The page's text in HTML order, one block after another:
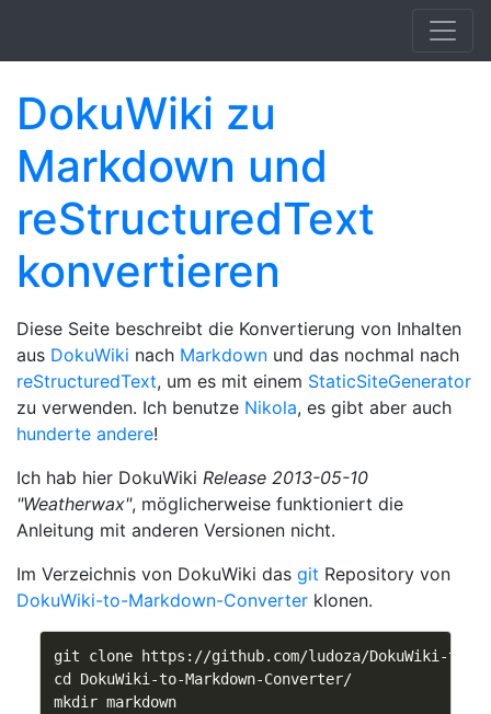
DokuWiki zu
Markdown und
reStructuredText
konvertieren
Diese Seite beschreibt die Konvertierung von Inhalten
aus DokuWiki nach Markdown und das nochmal nach
reStructuredText, um es mit einem StaticSiteGenerator
zu verwenden. Ich benutze Nikola, es gibt aber auch
hunderte andere!
Ich hab hier DokuWiki Release 2013-05-10
"Weatherwax", möglicherweise funktioniert die
Anleitung mit anderen Versionen nicht.
Im Verzeichnis von DokuWiki das git Repository von
DokuWiki-to-Markdown-Converter klonen.
cd